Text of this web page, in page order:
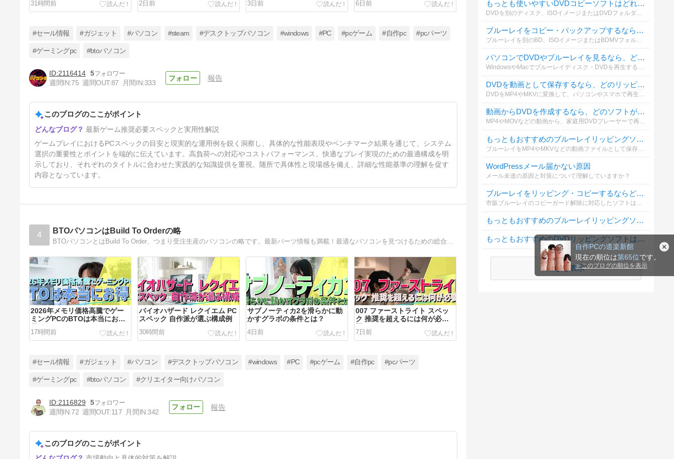
自作PCの道楽新館
現在の順位は第65位です。
≫このブログの順位を表示
31時間前
2日前
3日前
6日前
007 ファーストライト 動作環
境 Core Ultra 7で推奨クリアで
#セール情報 #ガジェット #パソコン #steam #デスクトップパソコン #windows #PC #pcゲーム #自作pc #pcパーツ
#ゲーミングpc #btoパソコン
2116414 5
週間IN:75 週間OUT:87 月間IN:333
報告
このブログのここがポイント
最新ゲーム推奨必要スペックと実用性解説
ゲームプレイにおけるPCスペックの目安と現実的な運用例を鋭く洞察し、具体的な性能表現やベンチマーク結果を通じて、システム
選択の重要性とポイントを端的に伝えています。高負荷への対応やコストパフォーマンス、快適なプレイ実現のための最適構成を明
示しており、それぞれのタイトルに合わせた実践的な知識提供を重視。随所で具体性と現場感を備え、詳細な性能基準の理解を促す
内容となっています。
4 BTOパソコンはBuild To Orderの略
2026年メモリ価格高騰でゲー
ミングPCのBTOは本当にお
得？
17時間前
バイオハザード レクイエム PC
スペック 自作派が選ぶ構成例
30時間前
サブノーティカ2を滑らかに動
かすグラボの条件とは？
4日前
007 ファーストライト スペッ
ク 推奨を超えるには何が必
要？
7日前
PRAGMATA ゲーミングPCは
2026年の今でも選ぶ価値あ
#セール情報 #ガジェット #パソコン #デスクトップパソコン #windows #PC #pcゲーム #自作pc #pcパーツ
#ゲーミングpc #btoパソコン #クリエイター向けパソコン
2116829
5
週間IN:72 週間OUT:117 月間IN:342
報告
このブログのここがポイント
もっとも使いやすいDVDコピーソフトはどれですか？
ブルーレイをコピー・バックアップするなら、どのソフトがおすすめですか？
ブルーレイを別のBD、ISOイメージまたはBDMVフォルダーとして保存する際、実際に利用しているソフトを教えてください。
パソコンでDVDやブルーレイを見るなら、どの再生ソフトがおすすめですか？
WindowsやMacでブルーレイディスク・DVDを再生する際、普段使っているソフトを教えてください。再生の安定性、画質、操作性などを基準に選んでください。
DVDを動画として保存するなら、どのリッピングソフトがおすすめですか？
DVDをMP4やMKVに変換して、パソコンやスマホで再生する場合に使っているソフトを教えてください。無料・有料を問わず投票できます。
動画からDVDを作成するなら、どのソフトが一番おすすめですか？
MP4やMOVなどの動画から、家庭用DVDプレーヤーで再生できるDVDを作成する場合に使っているソフトを教えてください。メニュー作成や字幕追加などの使いやすさも含めて選べます。
もっともおすすめのブルーレイリッピングソフトは何ですか？
WordPressメール届かない原因
メール未達の原因と対策について理解していますか？
ブルーレイをリッピング・コピーするならどのソフトを使っていますか？
市販ブルーレイのコピーガード解除に対応したソフトは限られています。あなたが実際に使っているリッピング・コピーソフトを教えてください。無料・有料どちらでもOK！
もっともおすすめのブルーレイリッピングソフトは何ですか？
もっともおすすめのDVDリッピングソフトは何ですか？
続きを表示